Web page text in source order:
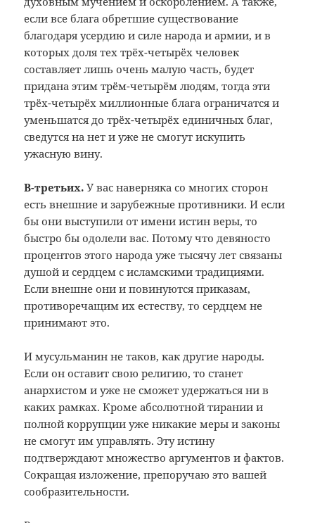
если все блага обретшие существование
благодаря усердию и силе народа и армии, и в
которых доля тех трёх-четырёх человек
составляет лишь очень малую часть, будет
придана этим трём-четырём людям, тогда эти
трёх-четырёх миллионные блага ограничатся и
уменьшатся до трёх-четырёх единичных благ,
сведутся на нет и уже не смогут искупить
ужасную вину.
В-третьих. У вас наверняка со многих сторон
есть внешние и зарубежные противники. И если
бы они выступили от имени истин веры, то
быстро бы одолели вас. Потому что девяносто
процентов этого народа уже тысячу лет связаны
душой и сердцем с исламскими традициями.
Если внешне они и повинуются приказам,
противоречащим их естеству, то сердцем не
принимают это.
И мусульманин не таков, как другие народы.
Если он оставит свою религию, то станет
анархистом и уже не сможет удержаться ни в
каких рамках. Кроме абсолютной тирании и
полной коррупции уже никакие меры и законы
не смогут им управлять. Эту истину
подтверждают множество аргументов и фактов.
Сокращая изложение, препоручаю это вашей
сообразительности.